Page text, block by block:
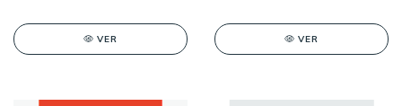
VER VER